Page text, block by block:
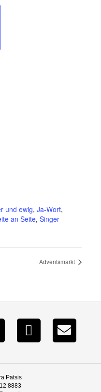
und ewig, Ja-Wort,
an Seite, Singer
Adventsmarkt
Patsis
8883